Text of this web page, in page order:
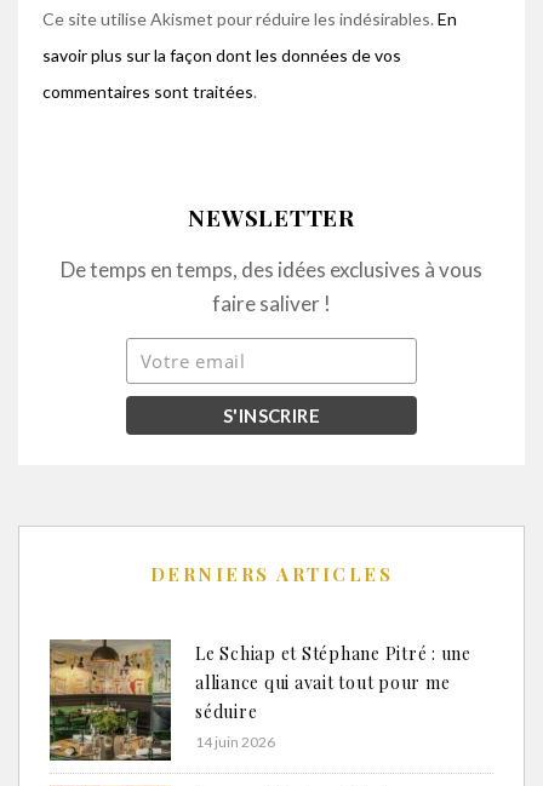
Ce site utilise Akismet pour réduire les indésirables. En
savoir plus sur la façon dont les données de vos
commentaires sont traitées.
NEWSLETTER
De temps en temps, des idées exclusives à vous
faire saliver !
DERNIERS ARTICLES
Le Schiap et Stéphane Pitré : une
alliance qui avait tout pour me
séduire
14 juin 2026